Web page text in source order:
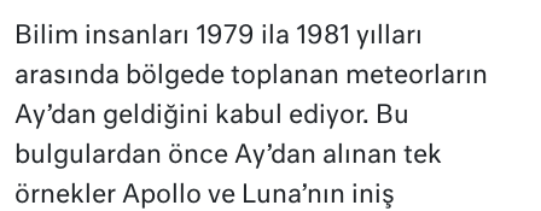
Bilim insanları 1979 ila 1981 yılları
arasında bölgede toplanan meteorların
Ay’dan geldiğini kabul ediyor. Bu
bulgulardan önce Ay’dan alınan tek
örnekler Apollo ve Luna’nın iniş